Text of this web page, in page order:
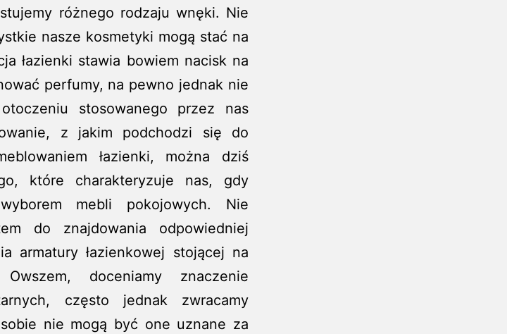
różnego rodzaju wnęki. Nie
nasze kosmetyki mogą stać na
łazienki stawia bowiem nacisk na
perfumy, na pewno jednak nie
stosowanego przez nas
z jakim podchodzi się do
łazienki, można dziś
które charakteryzuje nas, gdy
mebli pokojowych. Nie
do znajdowania odpowiedniej
armatury łazienkowej stojącej na
doceniamy znaczenie
często jednak zwracamy
nie mogą być one uznane za